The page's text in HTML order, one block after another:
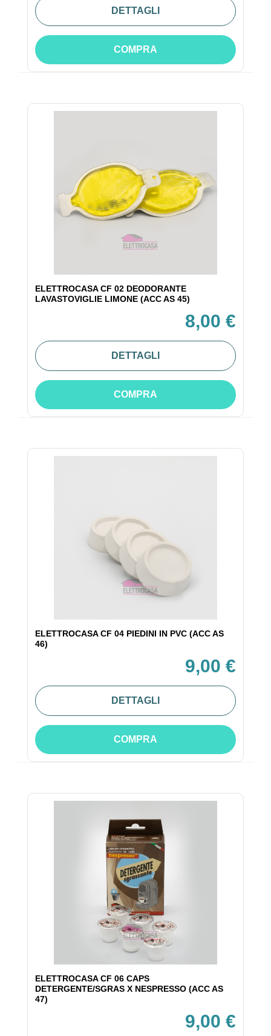
DETTAGLI
COMPRA
ELETTROCASA CF 02 DEODORANTE
LAVASTOVIGLIE LIMONE (ACC AS 45)
8,00 €
DETTAGLI
COMPRA
ELETTROCASA CF 04 PIEDINI IN PVC (ACC AS
46)
9,00 €
DETTAGLI
COMPRA
ELETTROCASA CF 06 CAPS
DETERGENTE/SGRAS X NESPRESSO (ACC AS
47)
9,00 €